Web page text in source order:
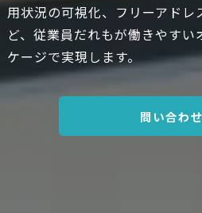
用状況の可視化、フリーアド
ど、従業員だれもが働きやす
ケージで実現します。
問い合わ